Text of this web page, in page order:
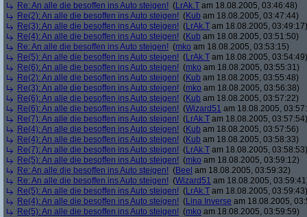
Re: An alle die besoffen ins Auto steigen! (LrAk.T am 18.08.2005, 03:46:48)
Re(2): An alle die besoffen ins Auto steigen! (Kub am 18.08.2005, 03:47:44)
Re(3): An alle die besoffen ins Auto steigen! (LrAk.T am 18.08.2005, 03:49:17)
Re(4): An alle die besoffen ins Auto steigen! (Kub am 18.08.2005, 03:51:50)
Re: An alle die besoffen ins Auto steigen! (mko am 18.08.2005, 03:53:15)
Re(5): An alle die besoffen ins Auto steigen! (LrAk.T am 18.08.2005, 03:54:49)
Re(6): An alle die besoffen ins Auto steigen! (mko am 18.08.2005, 03:55:31)
Re(2): An alle die besoffen ins Auto steigen! (Kub am 18.08.2005, 03:55:48)
Re(3): An alle die besoffen ins Auto steigen! (mko am 18.08.2005, 03:56:38)
Re(6): An alle die besoffen ins Auto steigen! (Kub am 18.08.2005, 03:57:22)
Re(6): An alle die besoffen ins Auto steigen! (Wizard51 am 18.08.2005,
Re(7): An alle die besoffen ins Auto steigen! (LrAk.T am 18.08.2005, 03:57:54)
Re(4): An alle die besoffen ins Auto steigen! (Kub am 18.08.2005, 03:57:56)
Re(4): An alle die besoffen ins Auto steigen! (Kub am 18.08.2005, 03:58:33)
Re(7): An alle die besoffen ins Auto steigen! (LrAk.T am 18.08.2005, 03:58:53)
Re(5): An alle die besoffen ins Auto steigen! (mko am 18.08.2005, 03:59:12)
Re: An alle die besoffen ins Auto steigen! (Beel am 18.08.2005, 03:59:32)
Re: An alle die besoffen ins Auto steigen! (Wizard51 am 18.08.2005,
Re(5): An alle die besoffen ins Auto steigen! (LrAk.T am 18.08.2005, 03:59:43)
Re(4): An alle die besoffen ins Auto steigen! (Lina Inverse am 18.08.2005,
Re(5): An alle die besoffen ins Auto steigen! (mko am 18.08.2005, 03:59:59)